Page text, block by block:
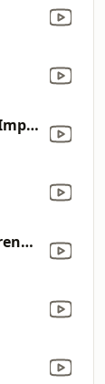
Déjenla Que Baile (feat. Impacto De Montemorelos)
Los Años Viejos (feat. Lorenzo De Monteclarò)